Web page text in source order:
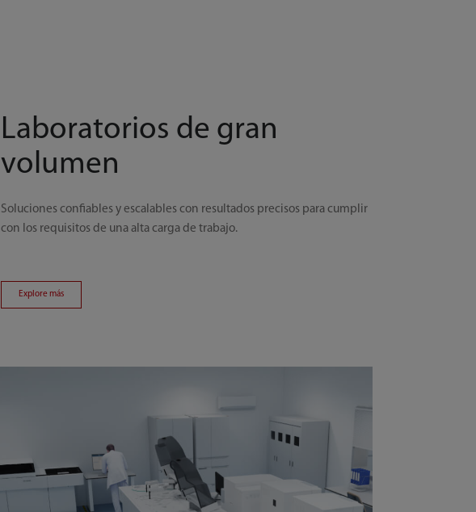
Laboratorios de gran
volumen
Soluciones confiables y escalables con resultados precisos para cumplir
con los requisitos de una alta carga de trabajo.
Explore más